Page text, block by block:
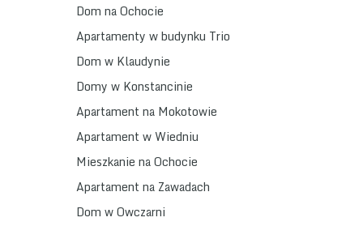
Dom na Ochocie
Apartamenty w budynku Trio
Dom w Klaudynie
Domy w Konstancinie
Apartament na Mokotowie
Apartament w Wiedniu
Mieszkanie na Ochocie
Apartament na Zawadach
Dom w Owczarni